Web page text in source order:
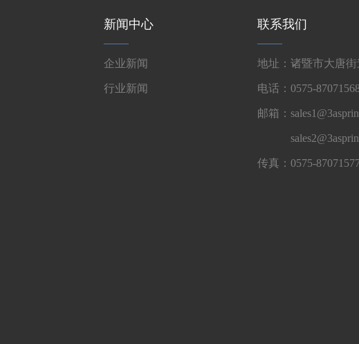
新闻中心
企业新闻
行业新闻
联系我们
地址：诸暨市大唐
电话：0575-
邮箱：
传真：0575-